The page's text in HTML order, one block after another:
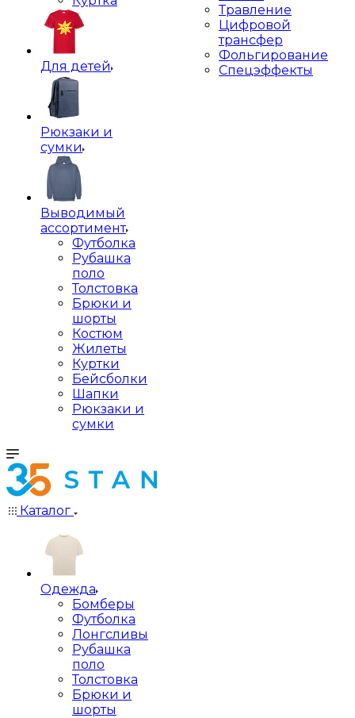
Для детей
Рюкзаки и
сумки
Выводимый
ассортимент
Футболка
Рубашка
поло
Толстовка
Брюки и
шорты
Костюм
Жилеты
Куртки
Бейсболки
Шапки
Рюкзаки и
сумки
Травление
Цифровой
трансфер
Фольгирование
Спецэффекты
Каталог
Одежда
Бомберы
Футболка
Лонгсливы
Рубашка
поло
Толстовка
Брюки и
шорты